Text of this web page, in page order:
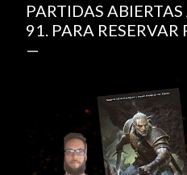
PARTIDAS
91. PARA